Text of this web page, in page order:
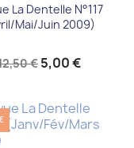
La Dentelle N°117
Mai/Juin 2009)
€ 5,00 €